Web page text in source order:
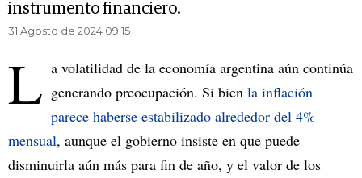
instrumento financiero.
31 Agosto de 2024 09.15
L a volatilidad de la economía argentina aún continúa
generando preocupación. Si bien la inflación
parece haberse estabilizado alrededor del 4%
mensual, aunque el gobierno insiste en que puede
disminuirla aún más para fin de año, y el valor de los